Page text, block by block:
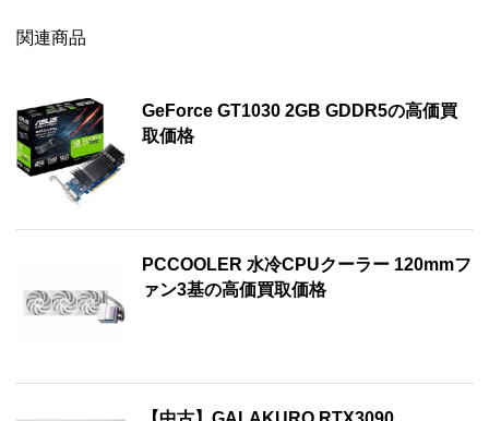
関連商品
GeForce GT1030 2GB GDDR5の高価買
取価格
PCCOOLER 水冷CPUクーラー 120mmフ
ァン3基の高価買取価格